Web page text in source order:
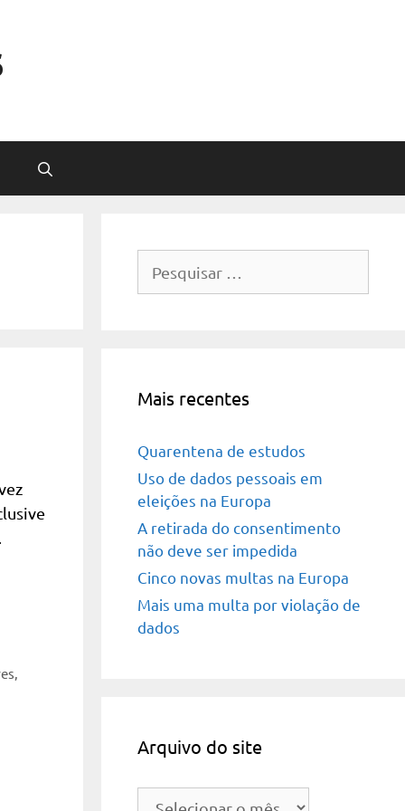
,
por:
Mais recentes
Quarentena de estudos
Uso de dados pessoais em
eleições na Europa
A retirada do consentimento
não deve ser impedida
Cinco novas multas na Europa
Mais uma multa por violação de
dados
Arquivo do site
Arquivo